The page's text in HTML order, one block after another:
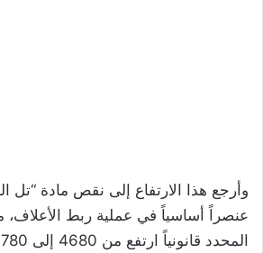
وأرجع هذا الارتفاع إلى نقص مادة “تل
عنصراً أساسياً في عملية ربط